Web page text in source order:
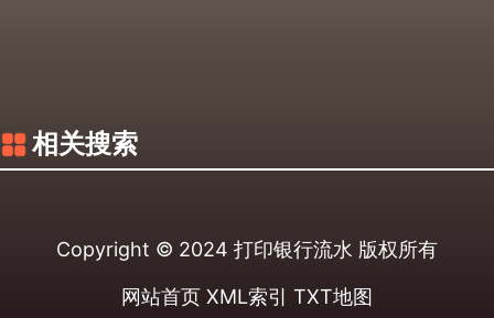
相关搜索
Copyright © 2024 打印银行流水 版权所有
网站首页 XML索引 TXT地图